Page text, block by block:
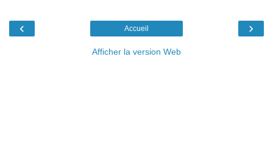
‹ ›
Accueil
Afficher la version Web